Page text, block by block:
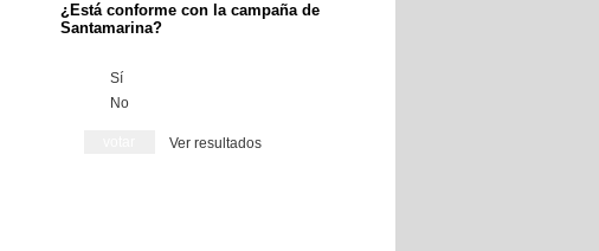
¿Está conforme con la campaña de
Santamarina?
Sí
No
Ver resultados